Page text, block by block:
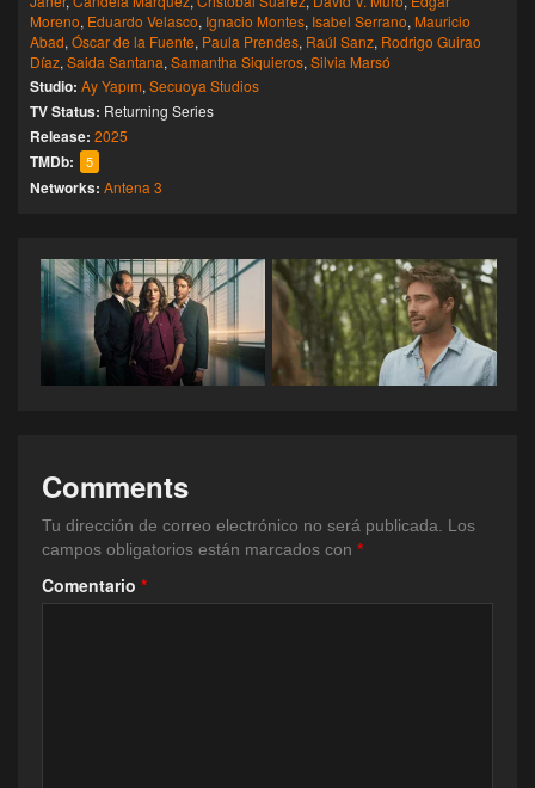
Moreno, Eduardo Velasco, Ignacio Montes, Isabel Serrano, Mauricio
Abad, Óscar de la Fuente, Paula Prendes, Raúl Sanz, Rodrigo Guirao
Díaz, Saida Santana, Samantha Siquieros, Silvia Marsó
Studio: Ay Yapım, Secuoya Studios
TV Status: Returning Series
Release: 2025
TMDb: 5
Networks: Antena 3
Comments
Tu dirección de correo electrónico no será publicada.
Los
campos obligatorios están marcados con *
Comentario *